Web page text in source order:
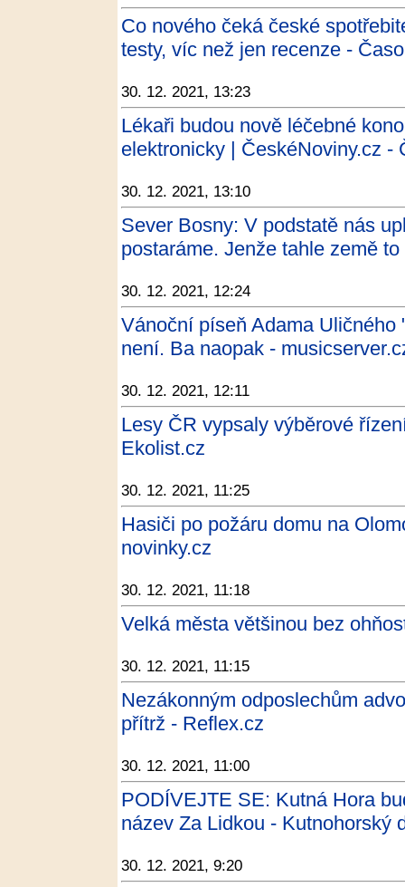
Co nového čeká české
testy, víc než jen recenze -
30. 12. 2021, 13:23
Lékaři budou nově léčebné
elektronicky | ČeskéNoviny.cz -
30. 12. 2021, 13:10
Sever Bosny: V podstatě nás
postaráme. Jenže tahle země
30. 12. 2021, 12:24
Vánoční píseň Adama Uličného
není. Ba naopak -
30. 12. 2021, 12:11
Lesy ČR vypsaly výběrové
Ekolist.cz
30. 12. 2021, 11:25
Hasiči po požáru domu na
novinky.cz
30. 12. 2021, 11:18
Velká města většinou bez
30. 12. 2021, 11:15
Nezákonným odposlechům
přítrž - Reflex.cz
30. 12. 2021, 11:00
PODÍVEJTE SE: Kutná Hora
název Za Lidkou - Kutnohorský
30. 12. 2021, 9:20